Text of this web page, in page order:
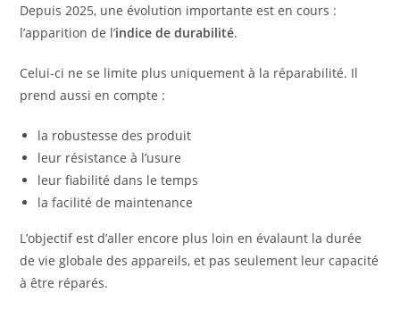
Depuis 2025, une évolution importante est en cours :
l’apparition de l’indice de durabilité.
Celui-ci ne se limite plus uniquement à la réparabilité. Il
prend aussi en compte :
la robustesse des produit
leur résistance à l’usure
leur fiabilité dans le temps
la facilité de maintenance
L’objectif est d’aller encore plus loin en évalaunt la durée
de vie globale des appareils, et pas seulement leur capacité
à être réparés.